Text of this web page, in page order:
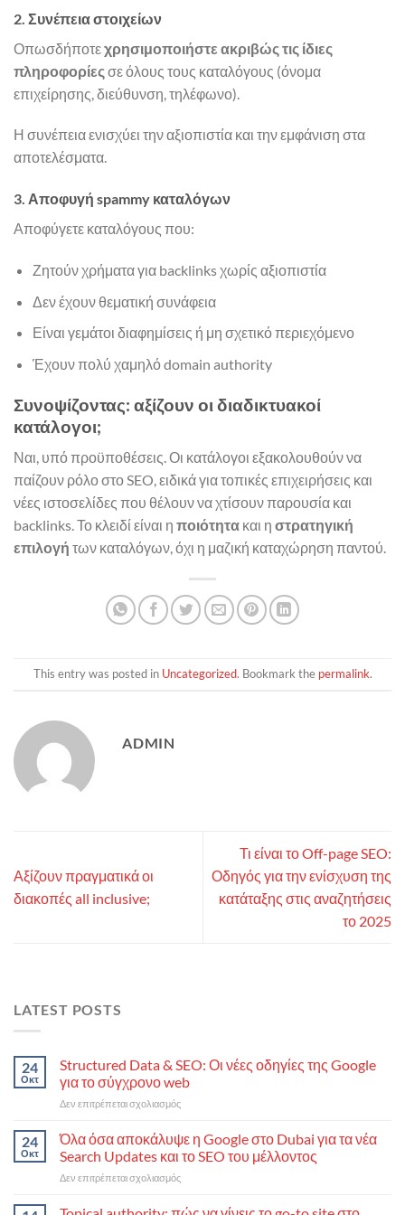
2. Συνέπεια στοιχείων
Οπωσδήποτεχρησιμοποιήστε ακριβώς τις ίδιες
πληροφορίες σε όλους τους καταλόγους (όνομα
επιχείρησης, διεύθυνση, τηλέφωνο).
Η συνέπεια ενισχύει την αξιοπιστία και την εμφάνιση στα
αποτελέσματα.
3. Αποφυγή spammy καταλόγων
Αποφύγετε καταλόγους που:
Ζητούν χρήματα για backlinks χωρίς αξιοπιστία
Δεν έχουν θεματική συνάφεια
Είναι γεμάτοι διαφημίσεις ή μη σχετικό περιεχόμενο
Έχουν πολύ χαμηλό domain authority
Συνοψίζοντας: αξίζουν οι διαδικτυακοί
κατάλογοι;
Ναι, υπό προϋποθέσεις. Οι κατάλογοι εξακολουθούν να
παίζουν ρόλο στο SEO, ειδικά για τοπικές επιχειρήσεις και
νέες ιστοσελίδες που θέλουν να χτίσουν παρουσία και
backlinks. Το κλειδί είναι η ποιότητα και η στρατηγική
επιλογή των καταλόγων, όχι η μαζική καταχώρηση παντού.
This entry was posted in Uncategorized. Bookmark the permalink.
ADMIN
Αξίζουν πραγματικά οι
διακοπές all inclusive;
Τι είναι το Off-page SEO:
Οδηγός για την ενίσχυση της
κατάταξης στις αναζητήσεις
το 2025
LATEST POSTS
24
Οκτ
Structured Data & SEO: Οι νέες οδηγίες της Google
για το σύγχρονο web
Δεν επιτρέπεται σχολιασμόςστο
SEO:
Οι
οδηγίες
24
Οκτ
Όλα όσα αποκάλυψε η Google στο Dubai για τα νέα
Search Updates και το SEO του μέλλοντος
Δεν επιτρέπεται σχολιασμόςστο
όσα